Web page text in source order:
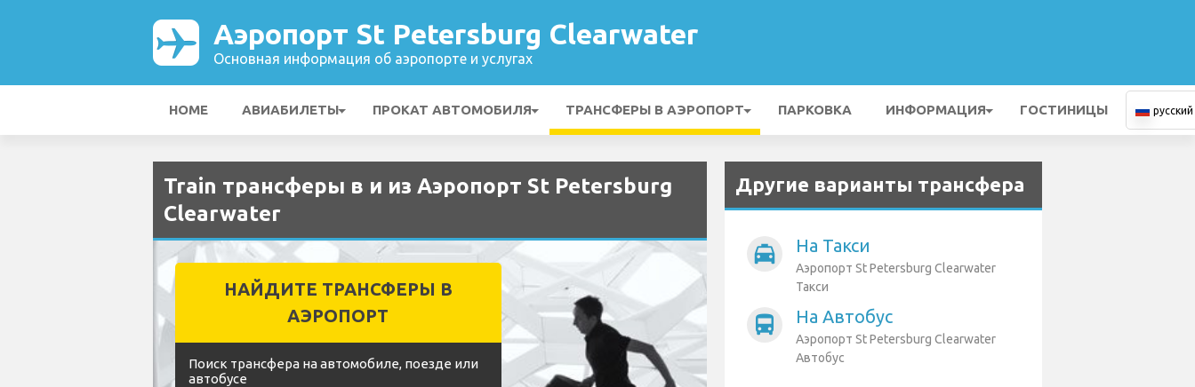
Аэропорт St Petersburg Clearwater
Основная информация об аэропорте и услугах
HOME АВИАБИЛЕТЫ ПРОКАТ АВТОМОБИЛЯ ТРАНСФЕРЫ В АЭРОПОРТ ПАРКОВКА ИНФОРМАЦИЯ ГОСТИНИЦЫ русский
Train трансферы в и из Аэропорт St Petersburg
Clearwater
НАЙДИТЕ ТРАНСФЕРЫ В
АЭРОПОРТ
Поиск трансфера на автомобиле, поезде или
автобусе
Другие варианты трансфера
local_taxi На Такси
Аэропорт St Petersburg Clearwater
Такси
directions_bus На Автобус
Аэропорт St Petersburg Clearwater
Автобус